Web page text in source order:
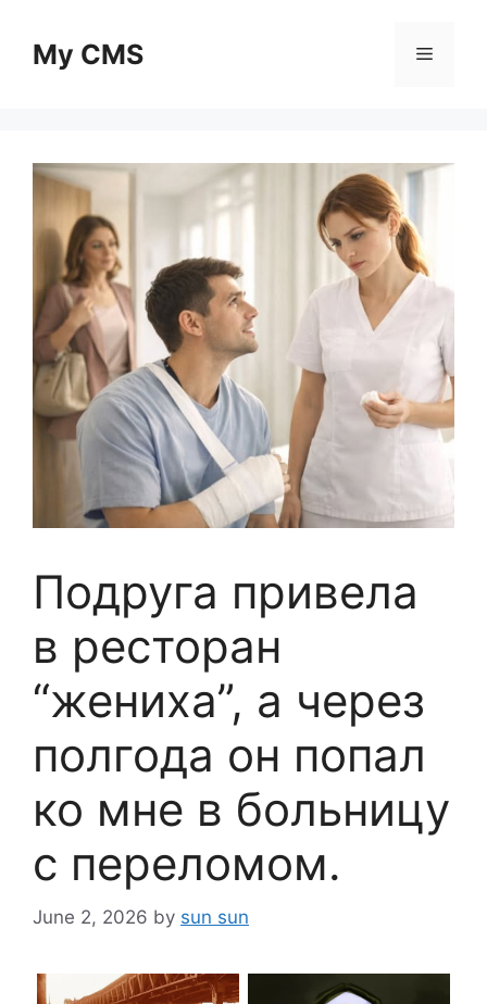
contentMy CMS Menu
Подруга привела
в ресторан
“жениха”, а через
полгода он попал
ко мне в больницу
с переломом.
June 2, 2026 by sun sun